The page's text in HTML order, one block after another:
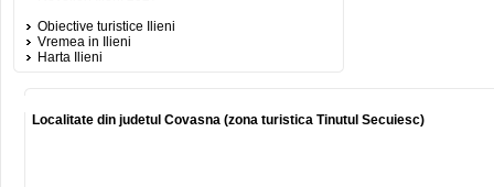
Obiective turistice Ilieni
Vremea in Ilieni
Harta Ilieni
Localitate din judetul Covasna (zona turistica Tinutul Secuiesc)